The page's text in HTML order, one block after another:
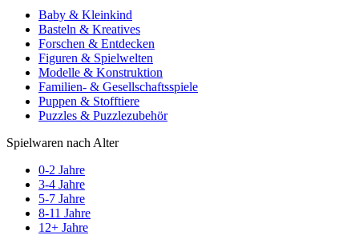
Baby & Kleinkind
Basteln & Kreatives
Forschen & Entdecken
Figuren & Spielwelten
Modelle & Konstruktion
Familien- & Gesellschaftsspiele
Puppen & Stofftiere
Puzzles & Puzzlezubehör
Spielwaren nach Alter
0-2 Jahre
3-4 Jahre
5-7 Jahre
8-11 Jahre
12+ Jahre